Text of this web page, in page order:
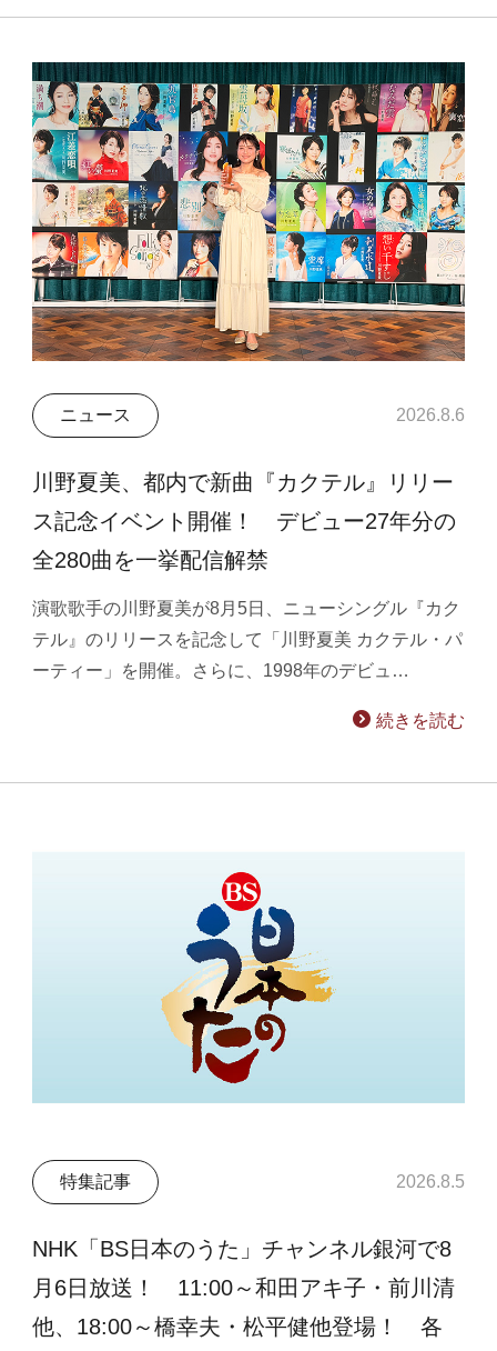
ニュース 2026.8.6
川野夏美、都内で新曲『カクテル』リリー
ス記念イベント開催！ デビュー27年分の
全280曲を一挙配信解禁
演歌歌手の川野夏美が8月5日、ニューシングル『カク
テル』のリリースを記念して「川野夏美 カクテル・パ
ーティー」を開催。さらに、1998年のデビュ…
続きを読む
特集記事 2026.8.5
NHK「BS日本のうた」チャンネル銀河で8
月6日放送！ 11:00～和田アキ子・前川清
他、18:00～橋幸夫・松平健他登場！ 各